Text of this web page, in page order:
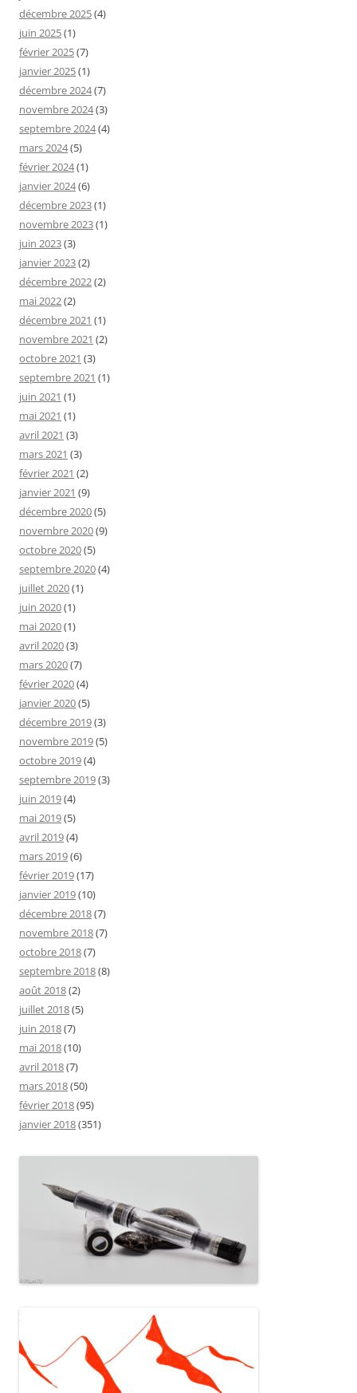
décembre 2025(4)
juin 2025(1)
février 2025(7)
janvier 2025(1)
décembre 2024(7)
novembre 2024(3)
septembre 2024(4)
mars 2024(5)
février 2024(1)
janvier 2024(6)
décembre 2023(1)
novembre 2023(1)
juin 2023(3)
janvier 2023(2)
décembre 2022(2)
mai 2022(2)
décembre 2021 (1)
novembre 2021 (2)
octobre 2021 (3)
septembre 2021 (1)
juin 2021 (1)
mai 2021 (1)
avril 2021 (3)
mars 2021 (3)
février 2021 (2)
janvier 2021 (9)
décembre 2020(5)
novembre 2020(9)
octobre 2020(5)
septembre 2020(4)
juillet 2020(1)
juin 2020(1)
mai 2020(1)
avril 2020(3)
mars 2020(7)
février 2020(4)
janvier 2020(5)
décembre 2019(3)
novembre 2019(5)
octobre 2019(4)
septembre 2019(3)
juin 2019(4)
mai 2019(5)
avril 2019(4)
mars 2019(6)
février 2019(17)
janvier 2019(10)
décembre 2018(7)
novembre 2018(7)
octobre 2018(7)
septembre 2018(8)
août 2018(2)
juillet 2018(5)
juin 2018(7)
mai 2018(10)
avril 2018(7)
mars 2018(50)
février 2018(95)
janvier 2018(351)